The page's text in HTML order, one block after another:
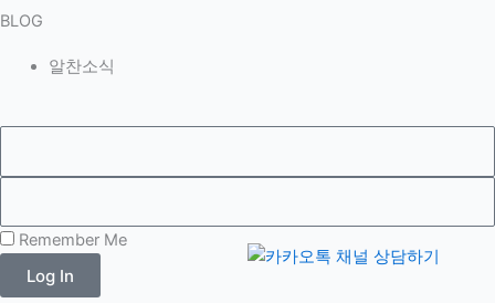
BLOG
알찬소식
Remember Me
Log In